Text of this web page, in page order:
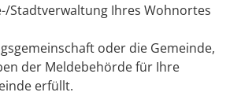
Stadtverwaltung Ihres Wohnortes
oder die Gemeinde,
der Meldebehörde für Ihre
erfüllt.